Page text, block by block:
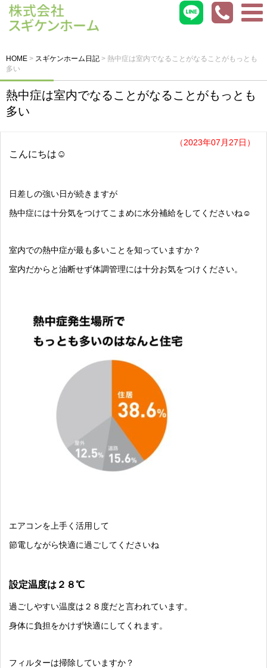
HOME > スギケンホーム日記 > 熱中症は室内でなることがなることがもっとも
多い
熱中症は室内でなることがなることがもっとも
多い
（2023年07月27日）
こんにちは☺︎
日差しの強い日が続きますが
熱中症には十分気をつけてこまめに水分補給をしてくださいね☺︎
室内での熱中症が最も多いことを知っていますか？
室内だからと油断せず体調管理には十分お気をつけください。
エアコンを上手く活用して
節電しながら快適に過ごしてくださいね
設定温度は２８℃
過ごしやすい温度は２８度だと言われています。
身体に負担をかけず快適にしてくれます。
フィルターは掃除していますか？